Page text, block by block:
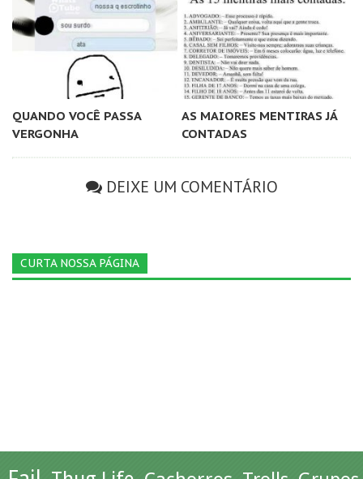
QUANDO VOCÊ PASSA
VERGONHA
AS MAIORES MENTIRAS JÁ
CONTADAS
DEIXE UM COMENTÁRIO
CURTA NOSSA PÁGINA